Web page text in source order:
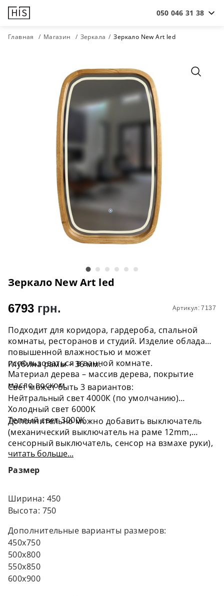
050 046 31 38
Главная Магазин Зеркала Зеркало New Art led
Зеркало New Art led
Артикул: 7137
6793 грн.
Подходит для коридора, гардероба, спальной
комнаты, ресторанов и студий. Изделие обладает
повышенной влажностью и может
использоваться в ванной комнате.
Материал дерева – массив дерева, покрытие
масло воском.
Глубина рамы – 36 мм.
Свет может быть 3 вариантов:
Нейтральный свет 4000К (по умолчанию)
Холодный свет 6000К
Теплый свет 3000К
Дополнительно можно добавить выключатель
(механический выключатель на раме 12mm,
сенсорный выключатель, сенсор на взмахе руки),
подогрев.
Стоимость под просчет.
читать больше...
Размер
Ширина: 450
Высота: 750
Дополнительные варианты размеров:
450х750
500х800
550х850
600х900